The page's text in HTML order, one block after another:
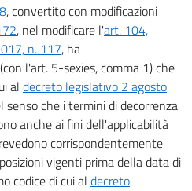
, convertito con modificazioni
, nel modificare l'art. 104,
n. 117, ha
l'art. 5-sexies, comma 1) che
al decreto legislativo 2 agosto
senso che i termini di decorrenza
anche ai fini dell'applicabilità
corrispondentemente
vigenti prima della data di
codice di cui al decreto